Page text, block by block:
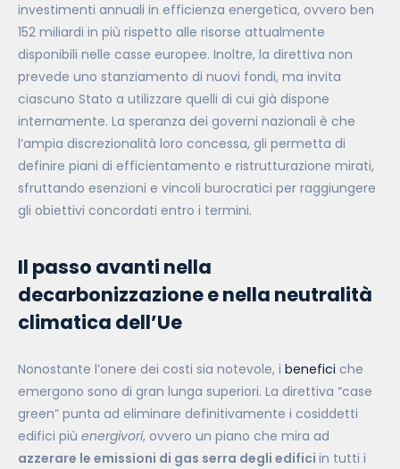
investimenti annuali in efficienza energetica, ovvero ben
152 miliardi in più rispetto alle risorse attualmente
disponibili nelle casse europee. Inoltre, la direttiva non
prevede uno stanziamento di nuovi fondi, ma invita
ciascuno Stato a utilizzare quelli di cui già dispone
internamente. La speranza dei governi nazionali è che
l’ampia discrezionalità loro concessa, gli permetta di
definire piani di efficientamento e ristrutturazione mirati,
sfruttando esenzioni e vincoli burocratici per raggiungere
gli obiettivi concordati entro i termini.
Il passo avanti nella
decarbonizzazione e nella neutralità
climatica dell’Ue
Nonostante l’onere dei costi sia notevole, i benefici che
emergono sono di gran lunga superiori. La direttiva “case
green” punta ad eliminare definitivamente i cosiddetti
edifici più energivori, ovvero un piano che mira ad
azzerare le emissioni di gas serra degli edifici in tutti i